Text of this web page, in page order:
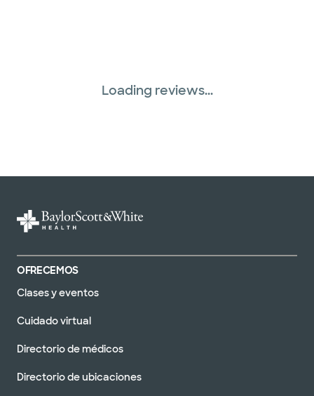
Loading reviews...
OFRECEMOS
Clases y eventos
Cuidado virtual
Directorio de médicos
Directorio de ubicaciones